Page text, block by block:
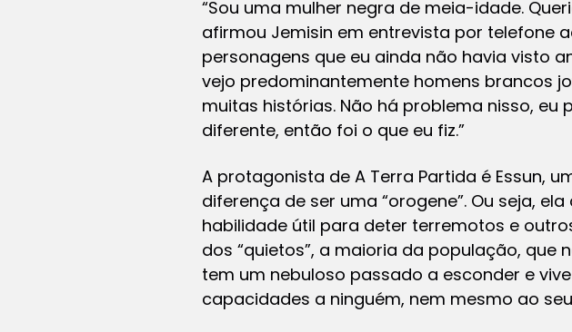
“Sou uma mulher negra de meia-idade.
afirmou Jemisin em entrevista por telefone
personagens que eu ainda não havia visto
vejo predominantemente homens brancos
muitas histórias. Não há problema nisso,
diferente, então foi o que eu fiz.”
A protagonista de A Terra Partida é Essun,
diferença de ser uma “orogene”. Ou seja,
habilidade útil para deter terremotos e
dos “quietos”, a maioria da população, que
tem um nebuloso passado a esconder e
capacidades a ninguém, nem mesmo ao